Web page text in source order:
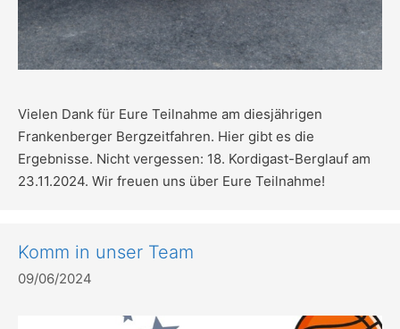
Vielen Dank für Eure Teilnahme am diesjährigen
Frankenberger Bergzeitfahren. Hier gibt es die
Ergebnisse. Nicht vergessen: 18. Kordigast-Berglauf am
23.11.2024. Wir freuen uns über Eure Teilnahme!
Komm in unser Team
09/06/2024